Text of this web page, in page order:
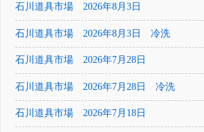
石川道具市場 2026年8月3日
石川道具市場 2026年8月3日 冷洗
石川道具市場 2026年7月28日
石川道具市場 2026年7月28日 冷洗
石川道具市場 2026年7月18日